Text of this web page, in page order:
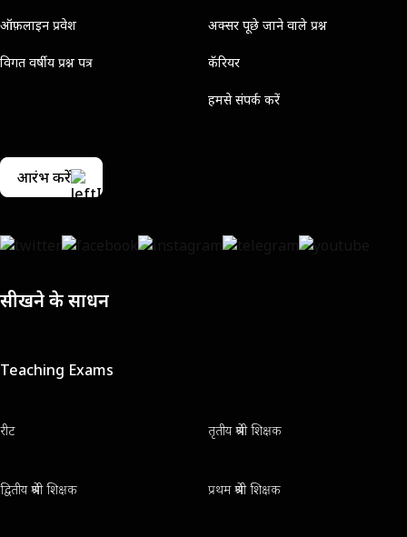
ऑफ़लाइन प्रवेश
विगत वर्षीय प्रश्न पत्र
अक्सर पूछे जाने वाले प्रश्न
कॅरियर
हमसे संपर्क करें
आरंभ करें
सीखने के साधन
Teaching Exams
रीट तृतीय श्रेणी शिक्षक
द्वितीय श्रेणी शिक्षक प्रथम श्रेणी शिक्षक